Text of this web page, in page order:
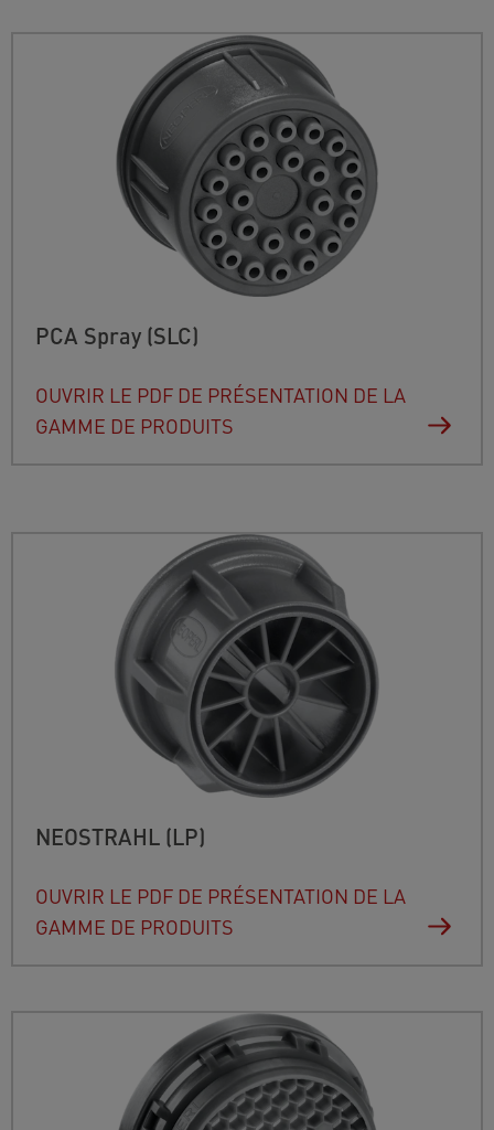
PCA Spray (SLC)
OUVRIR LE PDF DE PRÉSENTATION DE LA
GAMME DE PRODUITS
NEOSTRAHL (LP)
OUVRIR LE PDF DE PRÉSENTATION DE LA
GAMME DE PRODUITS